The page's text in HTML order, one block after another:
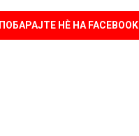
ПОБАРАЈТЕ НÈ НА FACEBOOK